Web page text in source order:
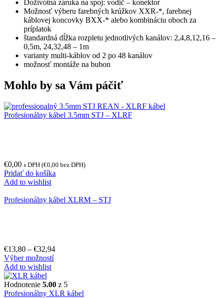
Doživotná záruka na spoj: vodič – konektor
Možnosť výberu farebných krúžkov XXR-*, farebnej
káblovej koncovky BXX-* alebo kombináciu oboch za
príplatok
štandardná dĺžka rozpletu jednotlivých kanálov: 2,4,8,12,16 –
0,5m, 24,32,48 – 1m
varianty multi-káblov od 2 po 48 kanálov
možnosť montáže na bubon
Mohlo by sa Vám páčiť
Profesionálny kábel 3.5mm STJ – XLRF
€0,00 s DPH (€0,00 bez DPH)
Pridať do košíka
Add to wishlist
Profesionálny kábel XLRM – STJ
€13,80 – €32,94
Výber možností
Add to wishlist
Hodnotenie 5.00 z 5
Profesionálny XLR kábel